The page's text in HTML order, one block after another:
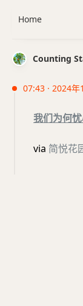
Counting
07:43 · 2024年
我们为何
via 简悦花
Home